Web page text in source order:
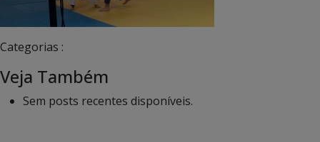
Categorias :
Veja Também
Sem posts recentes disponíveis.